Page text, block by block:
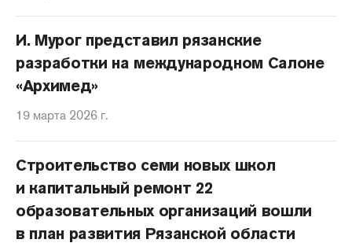
И. Мурог представил рязанские
разработки на международном Салоне
«Архимед»
19 марта 2026 г.
Строительство семи новых школ
и капитальный ремонт 22
образовательных организаций вошли
в план развития Рязанской области